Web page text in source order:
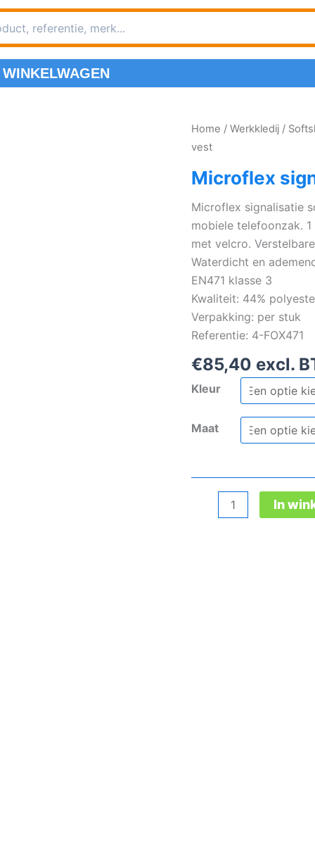
WINKELWAGEN
Home /Werkkledij /
vest
Microflex
Microflex signalisatie
mobiele telefoonzak.
met velcro.
Waterdicht en
EN471 klasse 3
Kwaliteit: 44%
Verpakking: per stuk
Referentie: 4-FOX471
€85,40 excl.
Kleur
Maat
Microflex
signalisatie
In